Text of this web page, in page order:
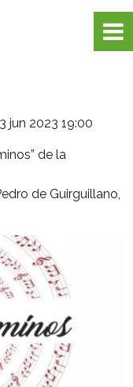
3 jun 2023 19:00
de la
de Guirguillano,